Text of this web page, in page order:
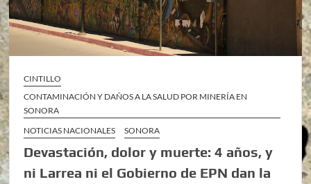
CINTILLO
CONTAMINACIÓN Y DAÑOS A LA SALUD POR MINERÍA EN
SONORA
NOTICIAS NACIONALES
SONORA
Devastación, dolor y muerte: 4 años, y
ni Larrea ni el Gobierno de EPN dan la